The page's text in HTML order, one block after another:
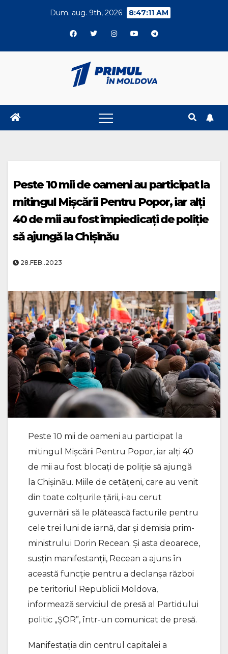
Dum. aug. 9th, 2026 8:47:12 AM
Peste 10 mii de oameni au participat la
mitingul Mișcării Pentru Popor, iar alți
40 de mii au fost împiedicați de poliție
să ajungă la Chișinău
28.FEB..2023
Peste 10 mii de oameni au participat la
mitingul Mișcării Pentru Popor, iar alți 40
de mii au fost blocați de poliție să ajungă
la Chișinău. Miile de cetățeni, care au venit
din toate colțurile țării, i-au cerut
guvernării să le plătească facturile pentru
cele trei luni de iarnă, dar și demisia prim-
ministrului Dorin Recean. Și asta deoarece,
susțin manifestanții, Recean a ajuns în
această funcție pentru a declanșa război
pe teritoriul Republicii Moldova,
informează serviciul de presă al Partidului
politic „ȘOR”, într-un comunicat de presă.
Manifestația din centrul capitalei a